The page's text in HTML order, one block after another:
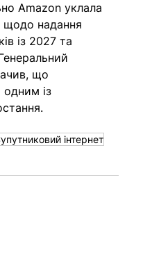
Amazon уклала
щодо надання
із 2027 та
що
із
інтернет